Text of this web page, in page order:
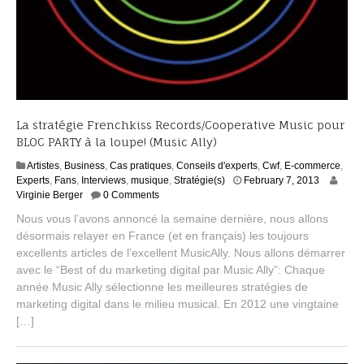
La stratégie Frenchkiss Records/Cooperative Music pour
BLOC PARTY à la loupe! (Music Ally)
Artistes, Business, Cas pratiques, Conseils d'experts, Cwf, E-commerce,
Experts, Fans, Interviews, musique, Stratégie(s) February 7, 2013S
t
m
b
2
Virginie Berger 0 Comments
Nous vous l’avons annoncé la semaine dernière, nous allons
désormais relayer en France (et en français) les toujours
excellents articles de l’excellent MusicAlly. Nous allons démarrer
avec le “Best of du marketing digital par Music Ally”: Chaque
année Music Ally sélectionne les meilleures stratégies de
marketing digital dans le milieu musical. En 2012 une vingtaine
[…]